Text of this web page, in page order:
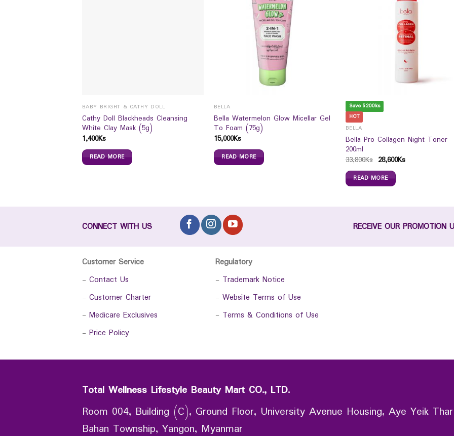
BABY BRIGHT & CATHY DOLL
Cathy Doll Blackheads Cleansing
White Clay Mask (5g)
1,400Ks
READ MORE
BELLA
Bella Watermelon Glow Micellar Gel
To Foam (75g)
15,000Ks
READ MORE
Save 5200ks
HOT
BELLA
Bella Pro Collagen Night Toner
200ml
33,800Ks 28,600Ks
READ MORE
CONNECT WITH US RECEIVE OUR PROMOTION
Customer Service
- Contact Us
- Customer Charter
- Medicare Exclusives
- Price Policy
Regulatory
- Trademark Notice
- Website Terms of Use
- Terms & Conditions of Use
Total Wellness Lifestyle Beauty Mart CO., LTD.
Room 004, Building (C), Ground Floor, University Avenue Housing, Aye Yeik
Bahan Township, Yangon, Myanmar